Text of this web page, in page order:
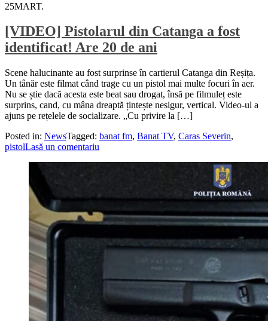
25MART.
[VIDEO] Pistolarul din Catanga a fost
identificat! Are 20 de ani
Scene halucinante au fost surprinse în cartierul Catanga din Reșița.
Un tânăr este filmat când trage cu un pistol mai multe focuri în aer.
Nu se știe dacă acesta este beat sau drogat, însă pe filmuleț este
surprins, cand, cu mâna dreaptă țintește nesigur, vertical. Video-ul a
ajuns pe rețelele de socializare. „Cu privire la […]
Posted in: NewsTagged: banat fm, Banat TV, Caras Severin,
pistolLasă un comentariu